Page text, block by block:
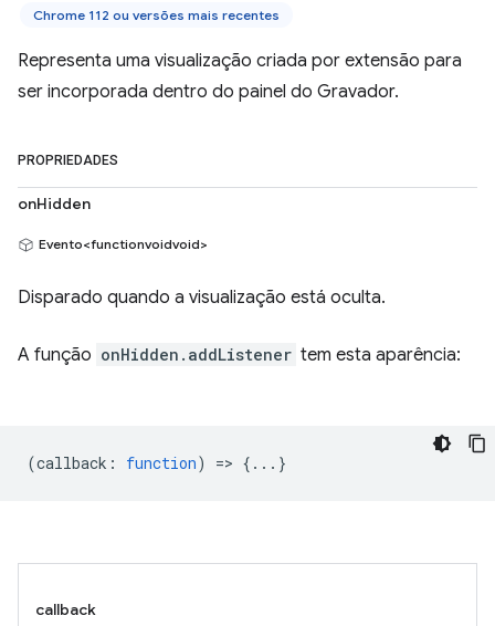
Chrome 112 ou versões mais recentes
Representa uma visualização criada por extensão para
ser incorporada dentro do painel do Gravador.
PROPRIEDADES
onHidden
Evento<functionvoidvoid>
Disparado quando a visualização está oculta.
A função onHidden.addListener tem esta aparência:
(callback : function) => {...}
callback